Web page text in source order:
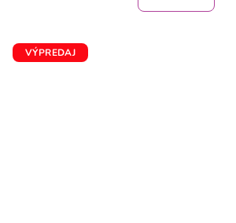
VÝPREDAJ